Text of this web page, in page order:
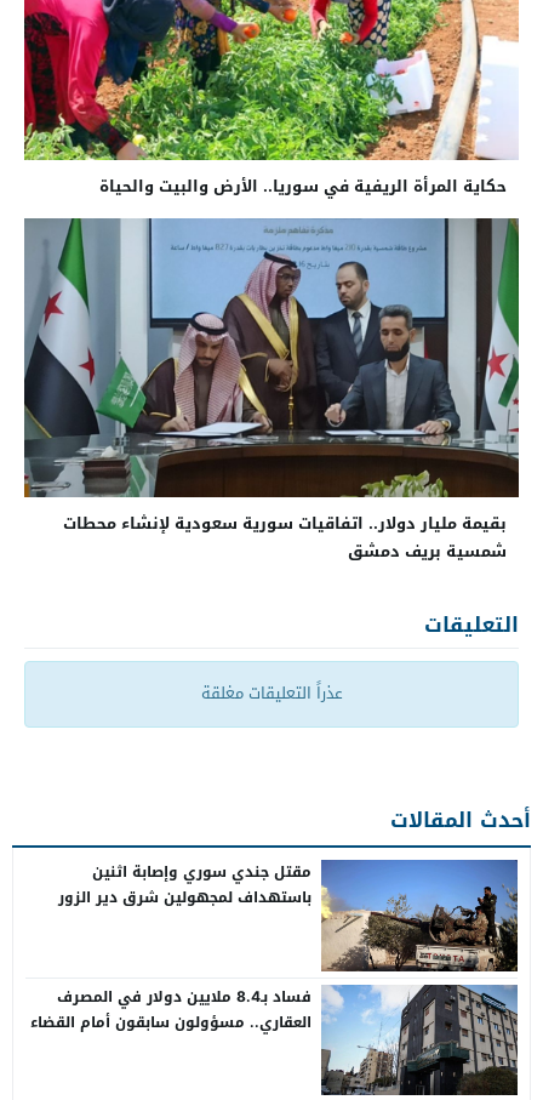
حكاية المرأة الريفية في سوريا.. الأرض والبيت والحياة
بقيمة مليار دولار.. اتفاقيات سورية سعودية لإنشاء محطات
شمسية بريف دمشق
التعليقات
عذراً التعليقات مغلقة
أحدث المقالات
مقتل جندي سوري وإصابة اثنين
باستهداف لمجهولين شرق دير الزور
فساد بـ8.4 ملايين دولار في المصرف
العقاري.. مسؤولون سابقون أمام القضاء